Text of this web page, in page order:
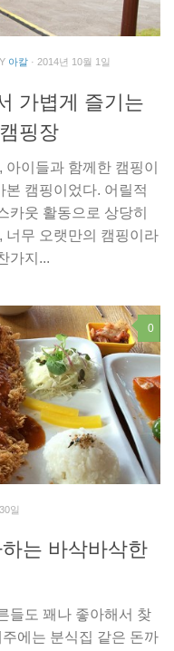
아칼 · 2014년 10월 1일
가볍게 즐기는
핑장
이들과 함께한 캠핑이
본 캠핑이었다. 어릴적
카웃 활동으로 상당히
너무 오랫만의 캠핑이라
가지...
0
일
는 바삭바삭한
들도 꽤나 좋아해서 찾
에는 분식집 같은 돈까